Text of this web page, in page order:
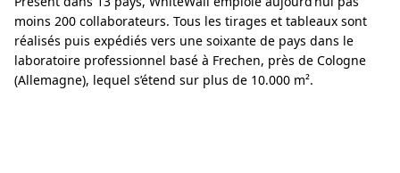
moins 200 collaborateurs. Tous les tirages et tableaux sont
réalisés puis expédiés vers une soixante de pays dans le
laboratoire professionnel basé à Frechen, près de Cologne
(Allemagne), lequel s’étend sur plus de 10.000 m².